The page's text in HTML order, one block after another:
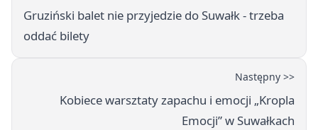
Gruziński balet nie przyjedzie do Suwałk - trzeba
oddać bilety
Następny >>
Kobiece warsztaty zapachu i emocji „Kropla
Emocji” w Suwałkach